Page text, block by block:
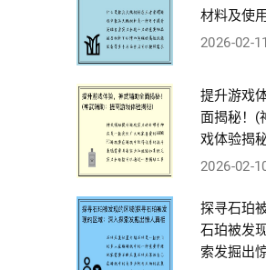
材料及使
2026-02-
提升游戏
面揭秘！(
戏体验揭
2026-02-
探寻石珀
石珀被发
索发掘出